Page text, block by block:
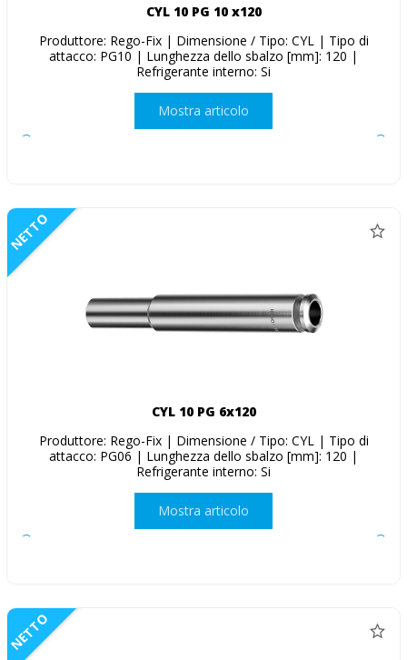
CYL 10 PG 10 x120
Produttore: Rego-Fix | Dimensione / Tipo: CYL | Tipo di
attacco: PG10 | Lunghezza dello sbalzo [mm]: 120 |
Refrigerante interno: Si
Mostra articolo
NETTO
CYL 10 PG 6x120
Produttore: Rego-Fix | Dimensione / Tipo: CYL | Tipo di
attacco: PG06 | Lunghezza dello sbalzo [mm]: 120 |
Refrigerante interno: Si
Mostra articolo
NETTO